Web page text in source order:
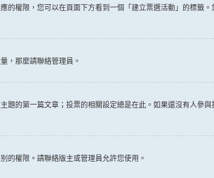
的權限，您可以在頁面下方看到一個「建立票選活動」的標籤
，那麼請聯絡管理員。
題的第一篇文章；投票的相關設定總是在此。如果還沒有人參
的權限。請聯絡版主或管理員允許您使用。